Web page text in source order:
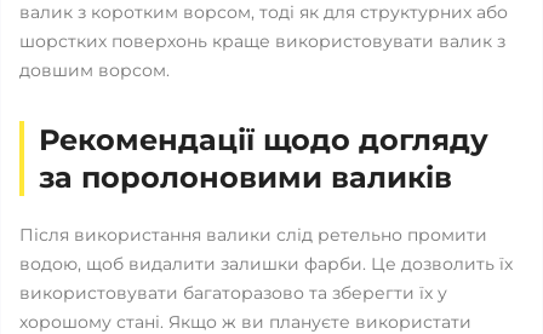
валик з коротким ворсом, тоді як для структурних або
шорстких поверхонь краще використовувати валик з
довшим ворсом.
Рекомендації щодо догляду
за поролоновими валиків
Після використання валики слід ретельно промити
водою, щоб видалити залишки фарби. Це дозволить їх
використовувати багаторазово та зберегти їх у
хорошому стані. Якщо ж ви плануєте використати